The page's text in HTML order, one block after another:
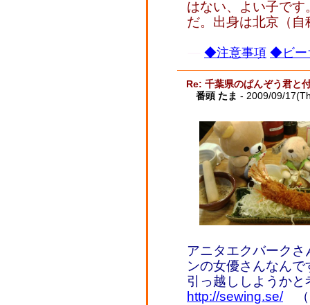
はない、よい子で
だ。出身は北京（
◆注意事項 ◆ビー
Re: 千葉県のぱんぞう君と
番頭 たま - 2009/09/
アニタエクバーク
ンの女優さんなん
引っ越ししようかと
http://sewing.se/（